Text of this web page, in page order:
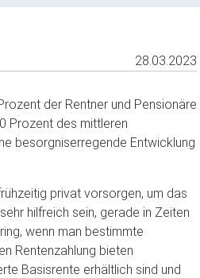
28.03.2023
der Rentner und Pensionäre
Prozent des mittleren
besorgniserregende Entwicklung
privat vorsorgen, um das
hilfreich sein, gerade in Zeiten
wenn man bestimmte
Rentenzahlung bieten
Basisrente erhältlich sind und